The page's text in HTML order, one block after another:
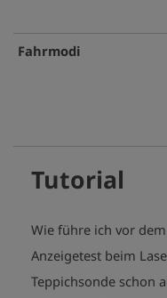
Fahrmodi
Tutorial
Wie führe ich vor
Anzeigetest beim
Teppichsonde schon